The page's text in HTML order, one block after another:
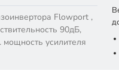
Flowport ,
90дБ,
мощность усилителя